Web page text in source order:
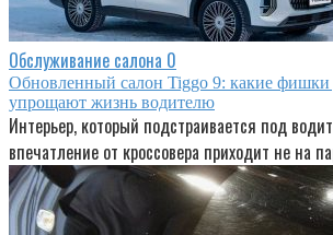
Обслуживание салона 0
Обновленный салон Tiggo 9: какие фишки
упрощают жизнь водителю
Интерьер, который подстраивается под
впечатление от кроссовера приходит не на